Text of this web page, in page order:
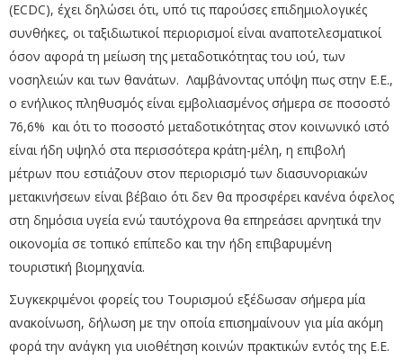
(ECDC), έχει δηλώσει ότι, υπό τις παρούσες επιδημιολογικές
συνθήκες, οι ταξιδιωτικοί περιορισμοί είναι αναποτελεσματικοί
όσον αφορά τη μείωση της μεταδοτικότητας του ιού, των
νοσηλειών και των θανάτων. Λαμβάνοντας υπόψη πως στην Ε.Ε.,
ο ενήλικος πληθυσμός είναι εμβολιασμένος σήμερα σε ποσοστό
76,6% και ότι το ποσοστό μεταδοτικότητας στον κοινωνικό ιστό
είναι ήδη υψηλό στα περισσότερα κράτη-μέλη, η επιβολή
μέτρων που εστιάζουν στον περιορισμό των διασυνοριακών
μετακινήσεων είναι βέβαιο ότι δεν θα προσφέρει κανένα όφελος
στη δημόσια υγεία ενώ ταυτόχρονα θα επηρεάσει αρνητικά την
οικονομία σε τοπικό επίπεδο και την ήδη επιβαρυμένη
τουριστική βιομηχανία.
Συγκεκριμένοι φορείς του Τουρισμού εξέδωσαν σήμερα μία
ανακοίνωση, δήλωση με την οποία επισημαίνουν για μία ακόμη
φορά την ανάγκη για υιοθέτηση κοινών πρακτικών εντός της Ε.Ε.